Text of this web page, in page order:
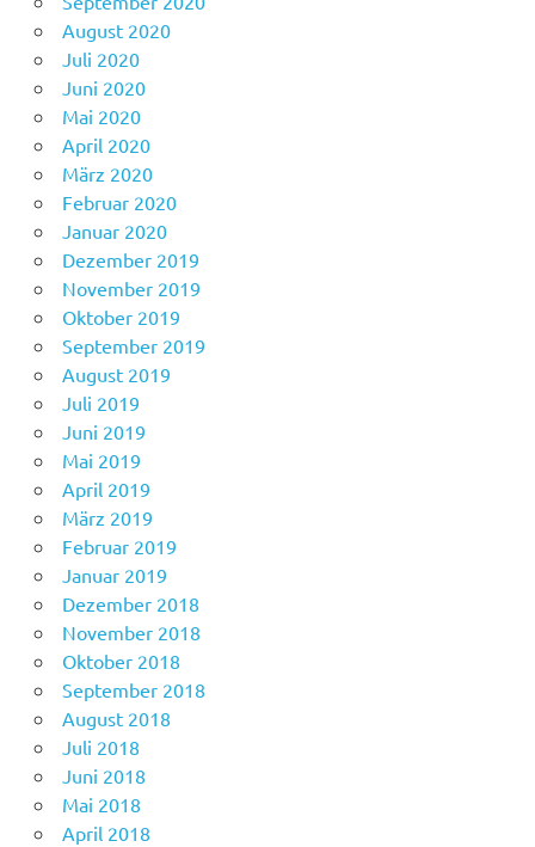
August 2020
Juli 2020
Juni 2020
Mai 2020
April 2020
März 2020
Februar 2020
Januar 2020
Dezember 2019
November 2019
Oktober 2019
September 2019
August 2019
Juli 2019
Juni 2019
Mai 2019
April 2019
März 2019
Februar 2019
Januar 2019
Dezember 2018
November 2018
Oktober 2018
September 2018
August 2018
Juli 2018
Juni 2018
Mai 2018
April 2018